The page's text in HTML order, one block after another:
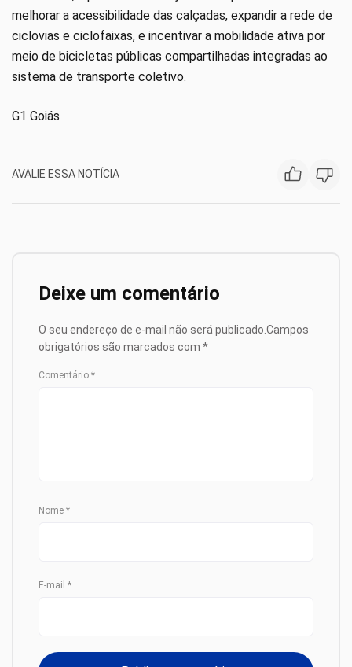
melhorar a acessibilidade das calçadas, expandir a rede de
ciclovias e ciclofaixas, e incentivar a mobilidade ativa por
meio de bicicletas públicas compartilhadas integradas ao
sistema de transporte coletivo.
G1 Goiás
AVALIE ESSA NOTÍCIA
Deixe um comentário
O seu endereço de e-mail não será publicado. Campos
obrigatórios são marcados com *
Comentário *
Nome *
E-mail *